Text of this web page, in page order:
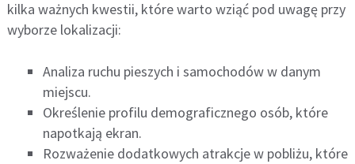
kilka ważnych kwestii, które warto wziąć pod uwagę przy
wyborze lokalizacji:
Analiza ruchu pieszych i samochodów w danym
miejscu.
Określenie profilu demograficznego osób, które
napotkają ekran.
Rozważenie dodatkowych atrakcje w pobliżu, które